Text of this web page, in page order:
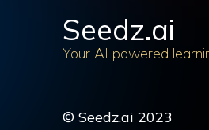
Seedz.ai
Your AI powered
© Seedz.ai 2023